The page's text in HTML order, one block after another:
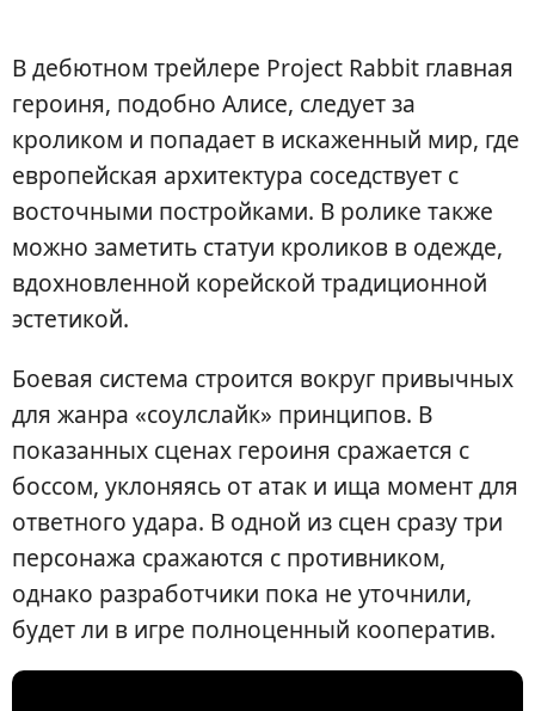
В дебютном трейлере Project Rabbit главная
героиня, подобно Алисе, следует за
кроликом и попадает в искаженный мир, где
европейская архитектура соседствует с
восточными постройками. В ролике также
можно заметить статуи кроликов в одежде,
вдохновленной корейской традиционной
эстетикой.
Боевая система строится вокруг привычных
для жанра «соулслайк» принципов. В
показанных сценах героиня сражается с
боссом, уклоняясь от атак и ища момент для
ответного удара. В одной из сцен сразу три
персонажа сражаются с противником,
однако разработчики пока не уточнили,
будет ли в игре полноценный кооператив.